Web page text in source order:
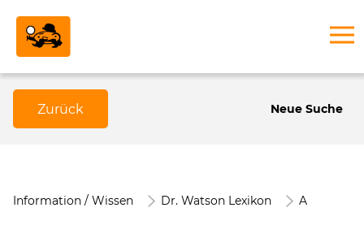
Zurück Neue Suche
Information / Wissen Dr. Watson Lexikon A